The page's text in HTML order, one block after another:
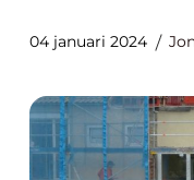
04 januari 2024